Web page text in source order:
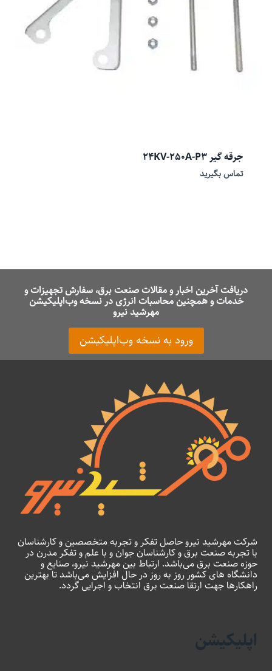
جرقه گیر 24KV-250A-P3
تماس بگیرید
دریافت آخرین اخبار و مقالات صنعت برق، سفارش تجهیزات و
خدمات و همچنین محاسبات انرژی در نسخه وب‌اپلیکیشن
مهرشید نیرو
ورود به نسخه وب‌اپلیکیشن
شرکت مهرشید نیرو حاصل تفکر و تجربه متخصصین و کارشناسان
با تجربه صنعت برق و کارشناسان جوان و با علم و تفکر مدرن در
حوزه صنعت برق می‌باشد. ارتباط بین مهرشید نیرو، صنایع و
دانشگاه های کشور روز به روز در حال افزایش می‌باشد تا بهترین
راهکارها جهت ارتقا صنعت برق انتخاب و اجرایی گردد.
اپلیکیشن